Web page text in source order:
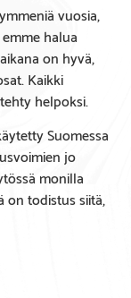
vuosia,
halua
on hyvä,
Kaikki
helpoksi.
Suomessa
jo
monilla
on todistus siitä,